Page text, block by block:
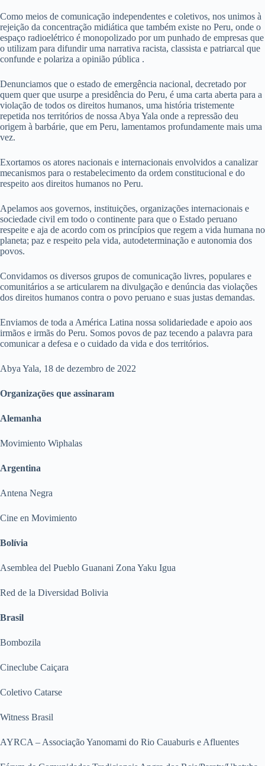
Como meios de comunicação independentes e coletivos, nos unimos à
rejeição da concentração midiática que também existe no Peru, onde o
espaço radioelétrico é monopolizado por um punhado de empresas que
o utilizam para difundir uma narrativa racista, classista e patriarcal que
confunde e polariza a opinião pública .
Denunciamos que o estado de emergência nacional, decretado por
quem quer que usurpe a presidência do Peru, é uma carta aberta para a
violação de todos os direitos humanos, uma história tristemente
repetida nos territórios de nossa Abya Yala onde a repressão deu
origem à barbárie, que em Peru, lamentamos profundamente mais uma
vez.
Exortamos os atores nacionais e internacionais envolvidos a canalizar
mecanismos para o restabelecimento da ordem constitucional e do
respeito aos direitos humanos no Peru.
Apelamos aos governos, instituições, organizações internacionais e
sociedade civil em todo o continente para que o Estado peruano
respeite e aja de acordo com os princípios que regem a vida humana no
planeta; paz e respeito pela vida, autodeterminação e autonomia dos
povos.
Convidamos os diversos grupos de comunicação livres, populares e
comunitários a se articularem na divulgação e denúncia das violações
dos direitos humanos contra o povo peruano e suas justas demandas.
Enviamos de toda a América Latina nossa solidariedade e apoio aos
irmãos e irmãs do Peru. Somos povos de paz tecendo a palavra para
comunicar a defesa e o cuidado da vida e dos territórios.
Abya Yala, 18 de dezembro de 2022
Organizações que assinaram
Alemanha
Movimiento Wiphalas
Argentina
Antena Negra
Cine en Movimiento
Bolívia
Asemblea del Pueblo Guanani Zona Yaku Igua
Red de la Diversidad Bolivia
Brasil
Bombozila
Cineclube Caiçara
Coletivo Catarse
Witness Brasil
AYRCA – Associação Yanomami do Rio Cauaburis e Afluentes